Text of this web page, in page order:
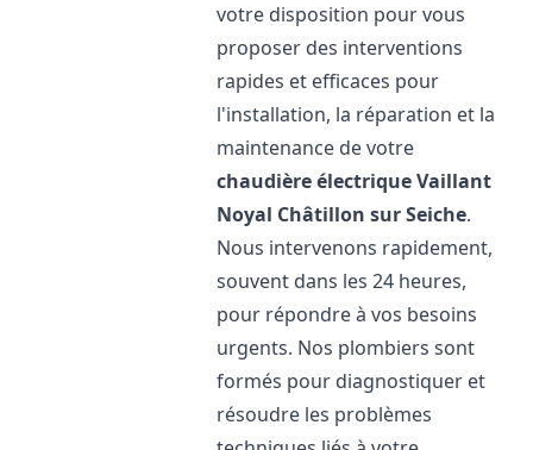
votre disposition pour vous
proposer des interventions
rapides et efficaces pour
l'installation, la réparation et la
maintenance de votre
chaudière électrique Vaillant
Noyal Châtillon sur Seiche.
Nous intervenons rapidement,
souvent dans les 24 heures,
pour répondre à vos besoins
urgents. Nos plombiers sont
formés pour diagnostiquer et
résoudre les problèmes